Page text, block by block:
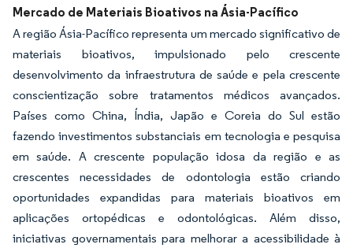
Mercado de Materiais Bioativos na Ásia-Pacífico
A região Ásia-Pacífico representa um mercado significativo de
materiais bioativos, impulsionado pelo crescente
desenvolvimento da infraestrutura de saúde e pela crescente
conscientização sobre tratamentos médicos avançados.
Países como China, Índia, Japão e Coreia do Sul estão
fazendo investimentos substanciais em tecnologia e pesquisa
em saúde. A crescente população idosa da região e as
crescentes necessidades de odontologia estão criando
oportunidades expandidas para materiais bioativos em
aplicações ortopédicas e odontológicas. Além disso,
iniciativas governamentais para melhorar a acessibilidade à